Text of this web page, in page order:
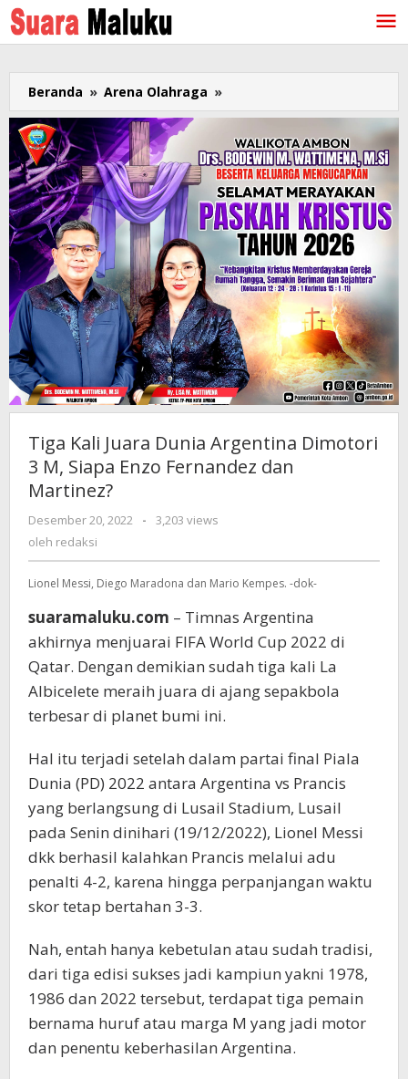
Lewati
ke
konten
Beranda » Arena Olahraga »
Kali
Dunia
Argentina
Dimotori
3
M,
Siapa
Enzo
Fernandez
dan
Martinez?
Tiga Kali Juara Dunia Argentina Dimotori
3 M, Siapa Enzo Fernandez dan
Martinez?
Desember 20, 2022
oleh
-
3,203 views
oleh redaksi
Lionel Messi, Diego Maradona dan Mario Kempes. -dok-
suaramaluku.com – Timnas Argentina
akhirnya menjuarai FIFA World Cup 2022 di
Qatar. Dengan demikian sudah tiga kali La
Albicelete meraih juara di ajang sepakbola
terbesar di planet bumi ini.
Hal itu terjadi setelah dalam partai final Piala
Dunia (PD) 2022 antara Argentina vs Prancis
yang berlangsung di Lusail Stadium, Lusail
pada Senin dinihari (19/12/2022), Lionel Messi
dkk berhasil kalahkan Prancis melalui adu
penalti 4-2, karena hingga perpanjangan waktu
skor tetap bertahan 3-3.
Nah, entah hanya kebetulan atau sudah tradisi,
dari tiga edisi sukses jadi kampiun yakni 1978,
1986 dan 2022 tersebut, terdapat tiga pemain
bernama huruf atau marga M yang jadi motor
dan penentu keberhasilan Argentina.